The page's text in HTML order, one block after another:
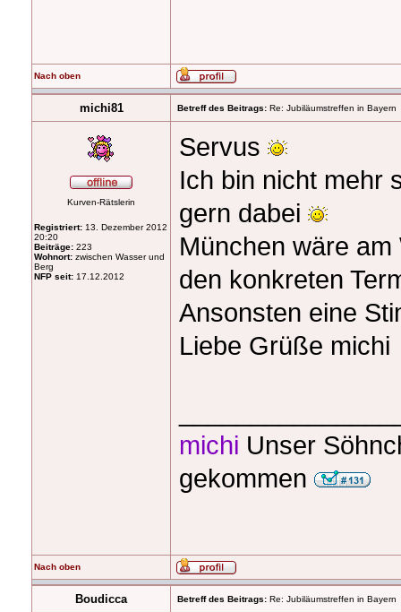
Nach oben
michi81 Betreff des Beitrags: Re: Jubiläumstreffen in Bayern
Kurven-Rätslerin
Registriert: 13. Dezember 2012
20:20
Beiträge: 223
Wohnort: zwischen Wasser und
Berg
NFP seit: 17.12.2012
Servus
Ich bin nicht mehr
gern dabei
München wäre
den konkreten
Ansonsten eine
Liebe Grüße michi
michi Unser
gekommen
Nach oben
Boudicca Betreff des Beitrags: Re: Jubiläumstreffen in Bayern